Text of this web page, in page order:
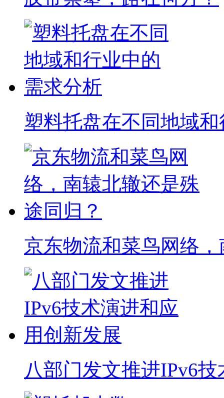
塑料托盘在不同地域
京东物流和菜鸟网络
八部门发文推进IPv6